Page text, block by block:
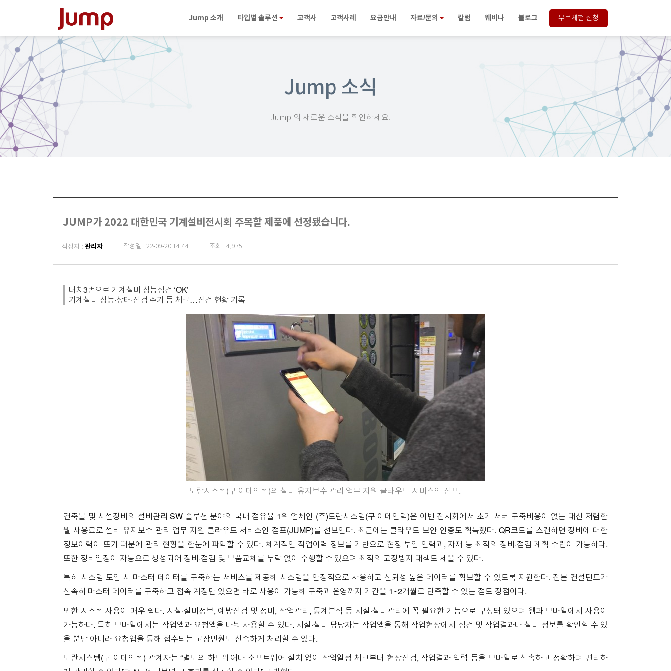
Jump 소개 타입별 솔루션 고객사 고객사례 요금안내 자료/문의 칼럼 웨비나 블로그 무료체험 신청
Jump 소식
Jump 의 새로운 소식을 확인하세요.
JUMP가 2022 대한민국 기계설비전시회 주목할 제품에 선정됐습니다.
작성자 : 관리자 작성일 : 22-09-20 14:44 조회 : 4,975
터치3번으로 기계설비 성능점검 ‘OK’
기계설비 성능·상태·점검 주기 등 체크…점검 현황 기록
도란시스템(구 이메인텍)의 설비 유지보수 관리 업무 지원 클라우드 서비스인 점프.
건축물 및 시설장비의 설비관리 SW 솔루션 분야의 국내 점유율 1위 업체인 (주)도란시스템(구 이메인텍)은 이번 전시회에서 초기 서버 구축비용이 없는 대신 저렴한
월 사용료로 설비 유지보수 관리 업무 지원 클라우드 서비스인 점프(JUMP)를 선보인다. 최근에는 클라우드 보안 인증도 획득했다. QR코드를 스캔하면 장비에 대한
정보이력이 뜨기 때문에 관리 현황을 한눈에 파악할 수 있다. 체계적인 작업이력 정보를 기반으로 현장 투입 인력과, 자재 등 최적의 정비·점검 계획 수립이 가능하다.
또한 정비일정이 자동으로 생성되어 정비·점검 및 부품교체를 누락 없이 수행할 수 있으며 최적의 고장방지 대책도 세울 수 있다.
특히 시스템 도입 시 마스터 데이터를 구축하는 서비스를 제공해 시스템을 안정적으로 사용하고 신뢰성 높은 데이터를 확보할 수 있도록 지원한다. 전문 컨설턴트가
신속히 마스터 데이터를 구축하고 접속 계정만 있으면 바로 사용이 가능해 구축과 운영까지 기간을 1~2개월로 단축할 수 있는 점도 장점이다.
또한 시스템 사용이 매우 쉽다. 시설·설비정보, 예방점검 및 정비, 작업관리, 통계분석 등 시설·설비관리에 꼭 필요한 기능으로 구성돼 있으며 웹과 모바일에서 사용이
가능하다. 특히 모바일에서는 작업앱과 요청앱을 나눠 사용할 수 있다. 시설·설비 담당자는 작업앱을 통해 작업현장에서 점검 및 작업결과나 설비 정보를 확인할 수 있
을 뿐만 아니라 요청앱을 통해 접수되는 고장민원도 신속하게 처리할 수 있다.
도란시스템(구 이메인텍) 관계자는 “별도의 하드웨어나 소프트웨어 설치 없이 작업일정 체크부터 현장점검, 작업결과 입력 등을 모바일로 신속하고 정확하며 편리하